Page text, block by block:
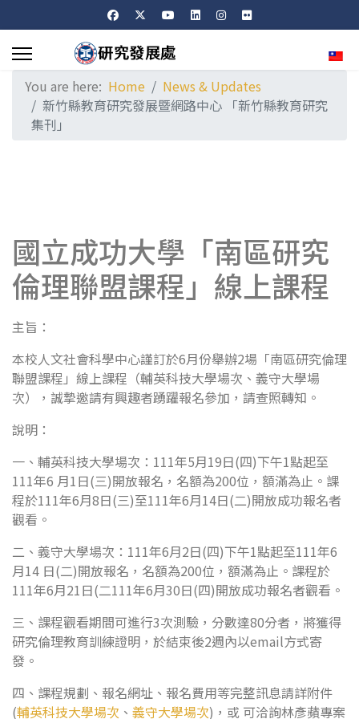
You are here: Home
News & Updates
新竹縣教育研究發展暨網路中心 「新竹縣教育研究
集刊」
國立成功大學「南區研究
倫理聯盟課程」線上課程
主旨：
本校人文社會科學中心謹訂於6月份舉辦2場「南區研究倫理
聯盟課程」線上課程（輔英科技大學場次、義守大學場
次），誠摯邀請有興趣者踴躍報名參加，請查照轉知。
說明：
一、輔英科技大學場次：111年5月19日(四)下午1點起至
111年6 月1日(三)開放報名，名額為200位，額滿為止。課
程於111年6月8日(三)至111年6月14日(二)開放成功報名者
觀看。
二、義守大學場次：111年6月2日(四)下午1點起至111年6
月14 日(二)開放報名，名額為200位，額滿為止。課程於
111年6月21日(二111年6月30日(四)開放成功報名者觀看。
三、課程觀看期間可進行3次測驗，分數達80分者，將獲得
研究倫理教育訓練證明，於結束後2週內以email方式寄
發。
四、課程規劃、報名網址、報名費用等完整訊息請詳附件
(輔英科技大學場次 、 義守大學場次)，或 可洽詢林彥蘋專案